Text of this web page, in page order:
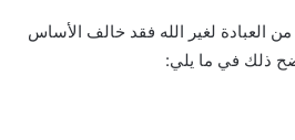
العبادة لغير الله فقد خالف الأساس
ذلك في ما يلي: